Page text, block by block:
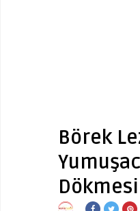
Börek